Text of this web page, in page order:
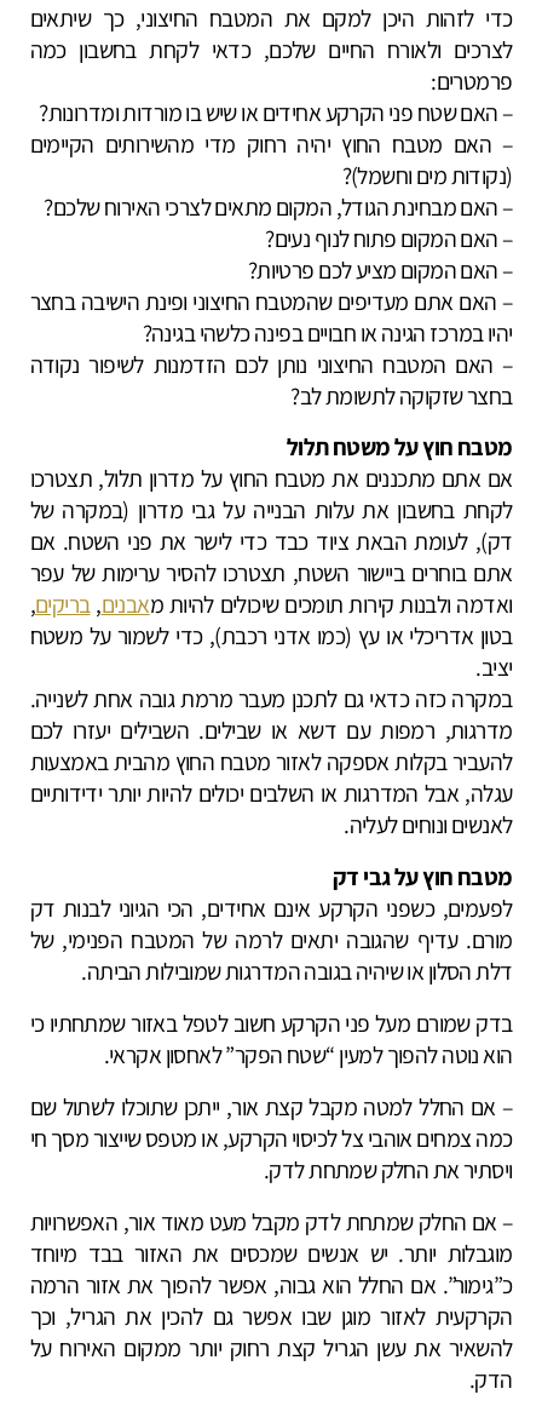
כדי לזהות היכן למקם את המטבח החיצוני, כך שיתאים
לצרכים ולאורח החיים שלכם, כדאי לקחת בחשבון כמה
פרמטרים:
– האם שטח פני הקרקע אחידים או שיש בו מורדות ומדרונות?
– האם מטבח החוץ יהיה רחוק מדי מהשירותים הקיימים
(נקודות מים וחשמל)?
– האם מבחינת הגודל, המקום מתאים לצרכי האירוח שלכם?
– האם המקום פתוח לנוף נעים?
– האם המקום מציע לכם פרטיות?
– האם אתם מעדיפים שהמטבח החיצוני ופינת הישיבה בחצר
יהיו במרכז הגינה או חבויים בפינה כלשהי בגינה?
– האם המטבח החיצוני נותן לכם הזדמנות לשיפור נקודה
בחצר שזקוקה לתשומת לב?
מטבח חוץ על משטח תלול
אם אתם מתכננים את מטבח החוץ על מדרון תלול, תצטרכו
לקחת בחשבון את עלות הבנייה על גבי מדרון (במקרה של
דק), לעומת הבאת ציוד כבד כדי לישר את פני השטח. אם
אתם בוחרים ביישור השטח, תצטרכו להסיר ערימות של עפר
ואדמה ולבנות קירות תומכים שיכולים להיות מאבנים,בריקים,
בטון אדריכלי או עץ (כמו אדני רכבת), כדי לשמור על משטח
יציב.
במקרה כזה כדאי גם לתכנן מעבר מרמת גובה אחת לשנייה.
מדרגות, רמפות עם דשא או שבילים. השבילים יעזרו לכם
להעביר בקלות אספקה לאזור מטבח החוץ מהבית באמצעות
עגלה, אבל המדרגות או השלבים יכולים להיות יותר ידידותיים
לאנשים ונוחים לעליה.
מטבח חוץ על גבי דק
לפעמים, כשפני הקרקע אינם אחידים, הכי הגיוני לבנות דק
מורם. עדיף שהגובה יתאים לרמה של המטבח הפנימי, של
דלת הסלון או שיהיה בגובה המדרגות שמובילות הביתה.
בדק שמורם מעל פני הקרקע חשוב לטפל באזור שמתחתיו כי
הוא נוטה להפוך למעין “שטח הפקר” לאחסון אקראי.
– אם החלל למטה מקבל קצת אור, ייתכן שתוכלו לשתול שם
כמה צמחים אוהבי צל לכיסוי הקרקע, או מטפס שייצור מסך חי
ויסתיר את החלק שמתחת לדק.
– אם החלק שמתחת לדק מקבל מעט מאוד אור, האפשרויות
מוגבלות יותר. יש אנשים שמכסים את האזור בבד מיוחד
כ”גימור”. אם החלל הוא גבוה, אפשר להפוך את אזור הרמה
הקרקעית לאזור מוגן שבו אפשר גם להכין את הגריל, וכך
להשאיר את עשן הגריל קצת רחוק יותר ממקום האירוח על
הדק.